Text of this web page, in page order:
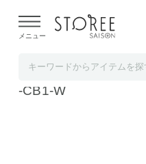
よる配送遅延が発生しており
メニュー
パナソニック ホー
-CB1-W